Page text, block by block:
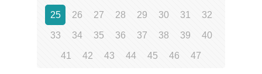
25 26 27 28 29 30 31 32
33 34 35 36 37 38 39 40
41 42 43 44 45 46 47